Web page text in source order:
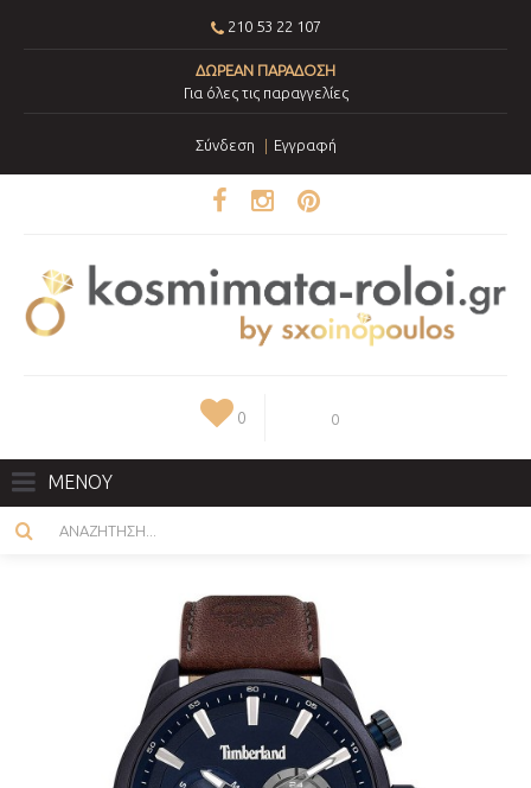
210 53 22 107
ΔΩΡΕΑΝ ΠΑΡΑΔΟΣΗ
Για όλες τις παραγγελίες
Σύνδεση Εγγραφή
0 0
ΜΕΝΟΥ